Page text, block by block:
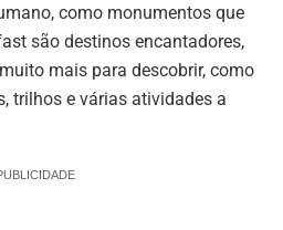
como monumentos que
são destinos encantadores,
mais para descobrir, como
trilhos e várias atividades a